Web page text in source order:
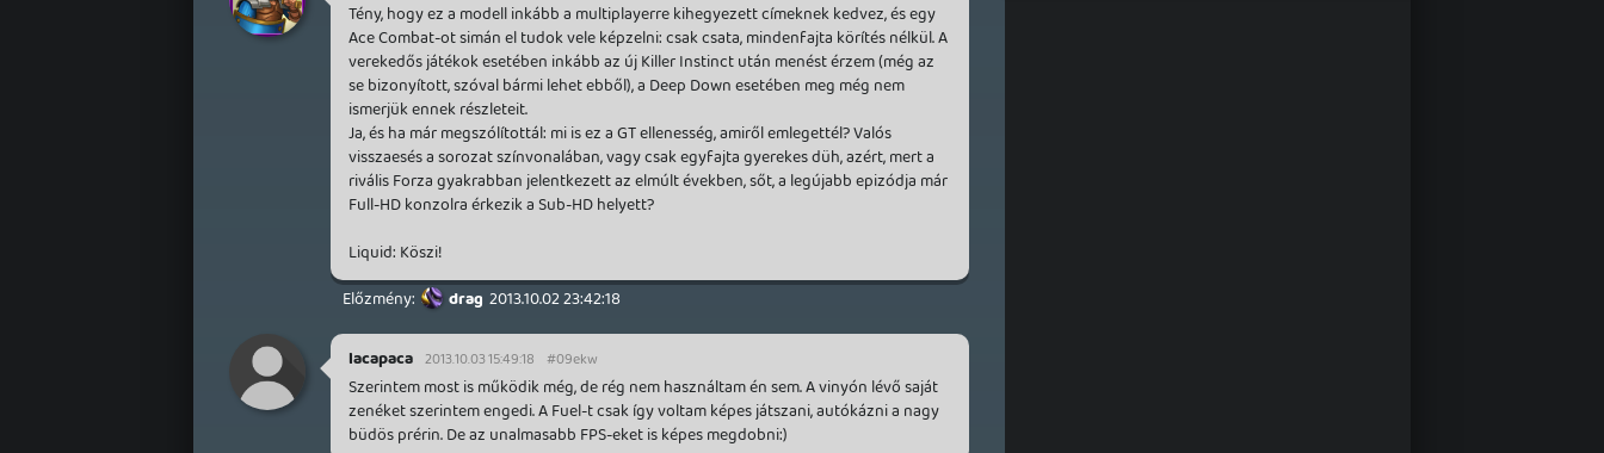
Tény, hogy ez a modell inkább a multiplayerre kihegyezett címeknek kedvez, és egy
Ace Combat-ot simán el tudok vele képzelni: csak csata, mindenfajta körítés nélkül. A
verekedős játékok esetében inkább az új Killer Instinct után menést érzem (még az
se bizonyított, szóval bármi lehet ebből), a Deep Down esetében meg még nem
ismerjük ennek részleteit.
Ja, és ha már megszólítottál: mi is ez a GT ellenesség, amiről emlegettél? Valós
visszaesés a sorozat színvonalában, vagy csak egyfajta gyerekes düh, azért, mert a
rivális Forza gyakrabban jelentkezett az elmúlt években, sőt, a legújabb epizódja már
Full-HD konzolra érkezik a Sub-HD helyett?
Liquid: Köszi!
drag 2013.10.02 23:42:18
lacapaca 2013.10.03 15:49:18 #09ekw
Szerintem most is működik még, de rég nem használtam én sem. A vinyón lévő saját
zenéket szerintem engedi. A Fuel-t csak így voltam képes játszani, autókázni a nagy
büdös prérin. De az unalmasabb FPS-eket is képes megdobni:)